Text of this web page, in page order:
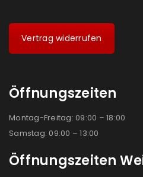
Vertrag widerrufen
Öffnungszeiten
Montag-Freitag: 09:00 – 18:00
Samstag: 09:00 – 13:00
Öffnungszeiten